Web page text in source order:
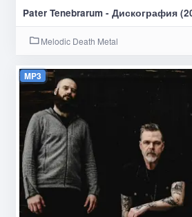
Pater Tenebrarum - Дискография
Melodic Death Metal
MP3